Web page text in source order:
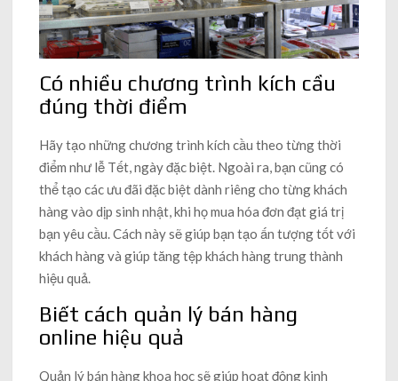
Có nhiều chương trình kích cầu
đúng thời điểm
Hãy tạo những chương trình kích cầu theo từng thời
điểm như lễ Tết, ngày đặc biệt. Ngoài ra, bạn cũng có
thể tạo các ưu đãi đặc biệt dành riêng cho từng khách
hàng vào dịp sinh nhật, khi họ mua hóa đơn đạt giá trị
bạn yêu cầu. Cách này sẽ giúp bạn tạo ấn tượng tốt với
khách hàng và giúp tăng tệp khách hàng trung thành
hiệu quả.
Biết cách quản lý bán hàng
online hiệu quả
Quản lý bán hàng khoa học sẽ giúp hoạt động kinh